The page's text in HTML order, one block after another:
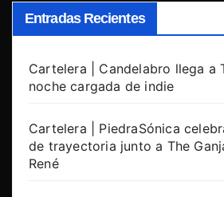
Entradas Recientes
Cartelera | Candelabro llega a
noche cargada de indie
Cartelera | PiedraSónica
de trayectoria junto a The
René